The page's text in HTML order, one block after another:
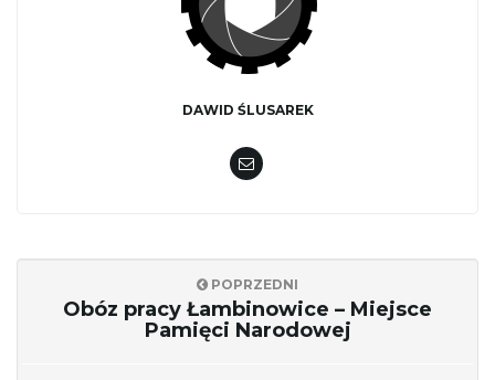
DAWID ŚLUSAREK
POPRZEDNI
Obóz pracy Łambinowice – Miejsce
Pamięci Narodowej